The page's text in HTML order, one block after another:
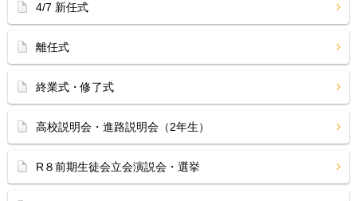
4/7 新任式
離任式
終業式・修了式
高校説明会・進路説明会（2年生）
R８前期生徒会立会演説会・選挙